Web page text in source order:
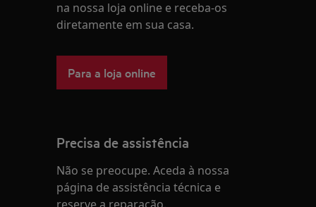
na nossa loja online e receba-os
diretamente em sua casa.
Para a loja online
Precisa de assistência
Não se preocupe. Aceda à nossa
página de assistência técnica e